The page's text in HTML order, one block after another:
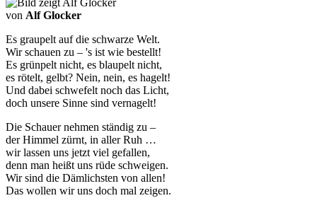
von Alf Glocker
Es graupelt auf die schwarze Welt.
Wir schauen zu – 's ist wie bestellt!
Es grünpelt nicht, es blaupelt nicht,
es rötelt, gelbt? Nein, nein, es hagelt!
Und dabei schwefelt noch das Licht,
doch unsere Sinne sind vernagelt!
Die Schauer nehmen ständig zu –
der Himmel zürnt, in aller Ruh …
wir lassen uns jetzt viel gefallen,
denn man heißt uns rüde schweigen.
Wir sind die Dämlichsten von allen!
Das wollen wir uns doch mal zeigen.